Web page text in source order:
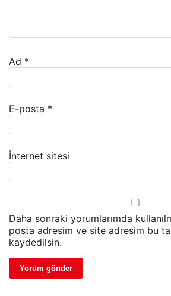
Ad *
E-posta *
İnternet sitesi
Daha sonraki yorumlarımda
posta adresim ve site adresim bu
kaydedilsin.